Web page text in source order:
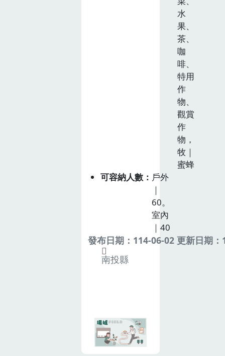
水
果、
茶、
咖
啡、
特用
作
物、
觀賞
作
物，
牧｜
蜜蜂
可容納人數
戶外
｜
60。
室內
｜40
發布日期：114-06-02 更新日期
南投縣